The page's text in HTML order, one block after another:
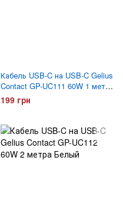
Кабель USB-C на USB-C Gelius
Contact GP-UC111 60W 1 метр
Белый
199 грн